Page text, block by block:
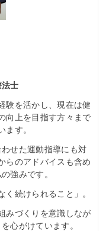
士
験を活かし、現在は健
向上を目指す方々まで
ます。
せた運動指導にも対
らのアドバイスも含め
強みです。
続けられること」。
みづくりを意識しなが
心がけています。